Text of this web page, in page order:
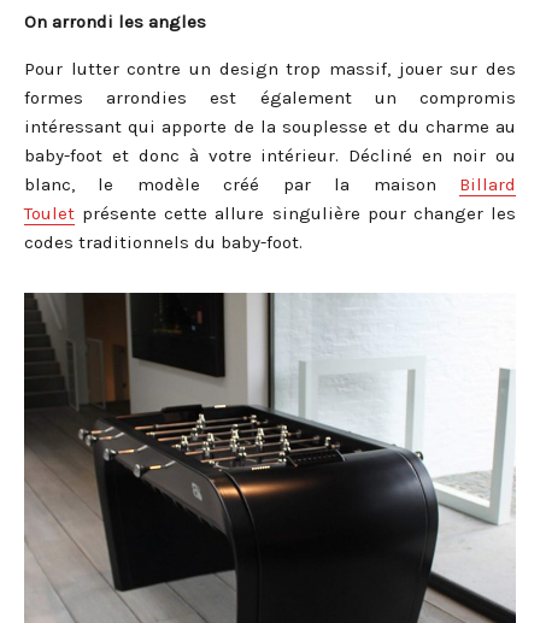
On arrondi les angles
Pour lutter contre un design trop massif, jouer sur des
formes arrondies est également un compromis
intéressant qui apporte de la souplesse et du charme au
baby-foot et donc à votre intérieur. Décliné en noir ou
blanc, le modèle créé par la maison Billard
Toulet présente cette allure singulière pour changer les
codes traditionnels du baby-foot.